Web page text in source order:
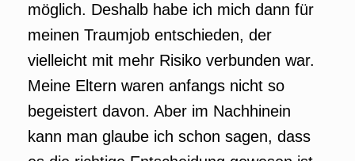
möglich. Deshalb habe ich mich dann für
meinen Traumjob entschieden, der
vielleicht mit mehr Risiko verbunden war.
Meine Eltern waren anfangs nicht so
begeistert davon. Aber im Nachhinein
kann man glaube ich schon sagen, dass